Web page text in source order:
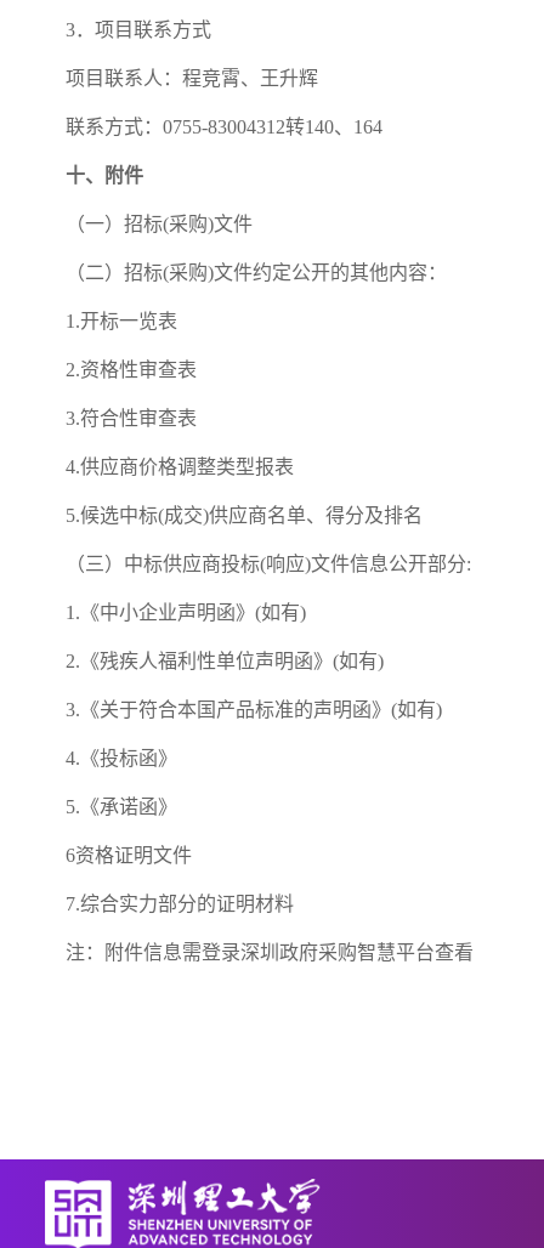
3．项目联系方式
项目联系人：程竞霄、王升辉
联系方式：0755-83004312转140、164
十、附件
（一）招标(采购)文件
（二）招标(采购)文件约定公开的其他内容：
1.开标一览表
2.资格性审查表
3.符合性审查表
4.供应商价格调整类型报表
5.候选中标(成交)供应商名单、得分及排名
（三）中标供应商投标(响应)文件信息公开部分:
1.《中小企业声明函》(如有)
2.《残疾人福利性单位声明函》(如有)
3.《关于符合本国产品标准的声明函》(如有)
4.《投标函》
5.《承诺函》
6资格证明文件
7.综合实力部分的证明材料
注：附件信息需登录深圳政府采购智慧平台查看